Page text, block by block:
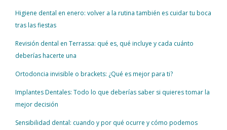
Higiene dental en enero: volver a la rutina también es cuidar tu boca
tras las fiestas
Revisión dental en Terrassa: qué es, qué incluye y cada cuánto
deberías hacerte una
Ortodoncia invisible o brackets: ¿Qué es mejor para ti?
Implantes Dentales: Todo lo que deberías saber si quieres tomar la
mejor decisión
Sensibilidad dental: cuando y por qué ocurre y cómo podemos